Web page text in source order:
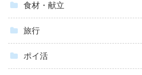
食材・献立
旅行
ポイ活